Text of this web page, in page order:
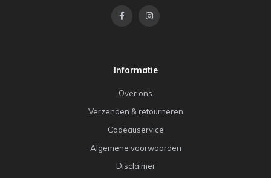
Informatie
Over ons
Verzenden & retourneren
Cadeauservice
Algemene voorwaarden
Disclaimer